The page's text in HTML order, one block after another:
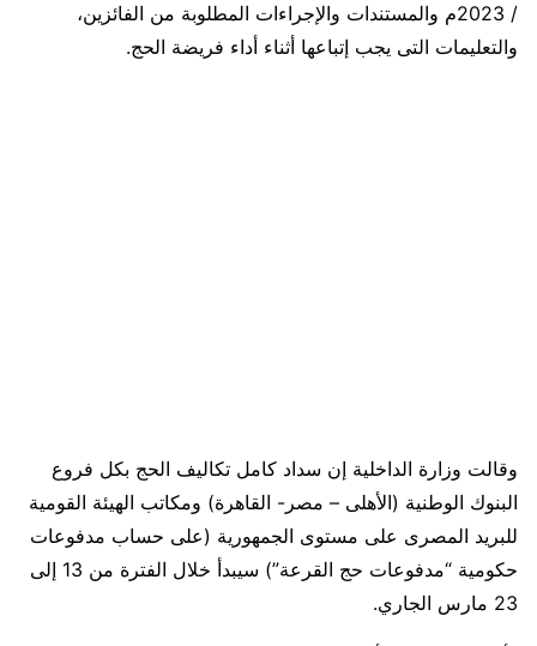
/ 2023م والمستندات والإجراءات المطلوبة من الفائزين،
والتعليمات التى يجب إتباعها أثناء أداء فريضة الحج.
وقالت وزارة الداخلية إن سداد كامل تكاليف الحج بكل فروع
البنوك الوطنية (الأهلى – مصر- القاهرة) ومكاتب الهيئة القومية
للبريد المصرى على مستوى الجمهورية (على حساب مدفوعات
حكومية “مدفوعات حج القرعة”) سيبدأ خلال الفترة من 13 إلى
23 مارس الجاري.